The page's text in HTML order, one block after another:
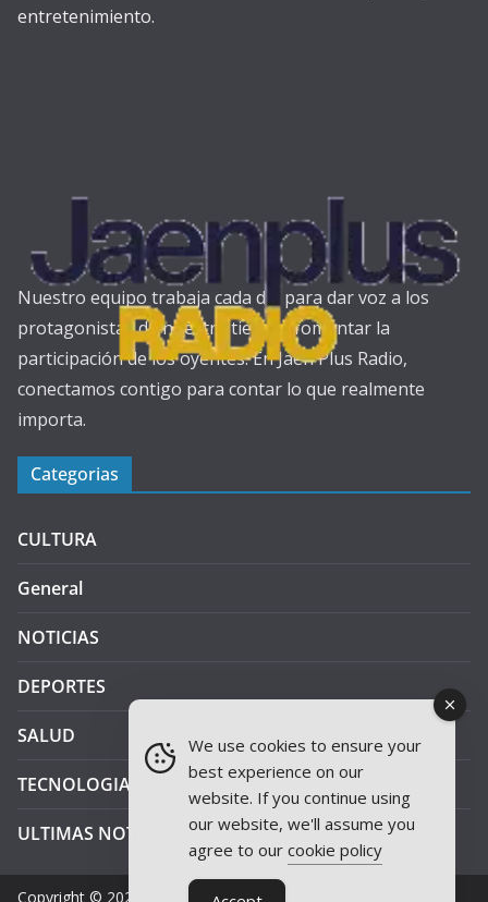
entretenimiento.
Nuestro equipo trabaja cada día para dar voz a los
protagonistas de nuestra tierra y fomentar la
participación de los oyentes. En Jaén Plus Radio,
conectamos contigo para contar lo que realmente
importa.
Categorias
CULTURA
General
NOTICIAS
DEPORTES
SALUD
TECNOLOGIA
ULTIMAS NOTICIAS
Copyright © 2026 JAEN PLUS RADIO
We use cookies to ensure your
best experience on our
website. If you continue using
our website, we'll assume you
agree to our cookie policy